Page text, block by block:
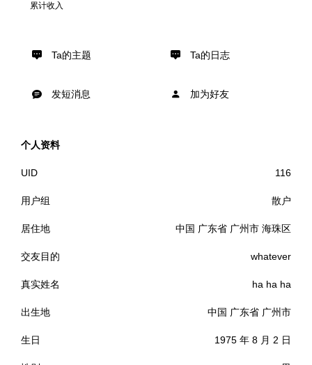
累计收入
Ta的主题 Ta的日志
发短消息 加为好友
个人资料
UID 116
用户组 散户
居住地 中国 广东省 广州市 海珠区
交友目的 whatever
真实姓名 ha ha ha
出生地 中国 广东省 广州市
生日 1975 年 8 月 2 日